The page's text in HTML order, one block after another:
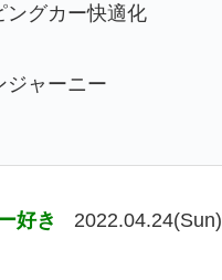
ングカー快適化
ジャーニー
好き 2022.04.24(Sun)